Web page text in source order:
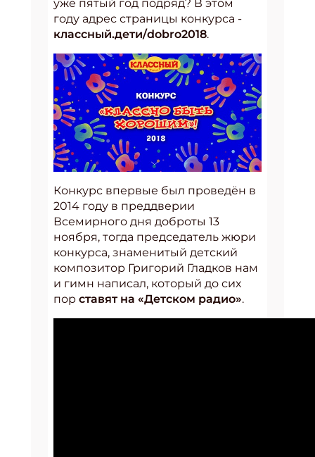
уже пятый год подряд? В этом
году адрес страницы конкурса -
классный.дети/dobro2018.
Конкурс впервые был проведён в
2014 году в преддверии
Всемирного дня доброты 13
ноября, тогда председатель жюри
конкурса, знаменитый детский
композитор Григорий Гладков нам
и гимн написал, который до сих
пор ставят на «Детском радио».